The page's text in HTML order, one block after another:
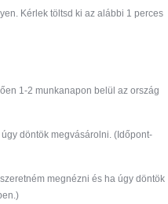
Kérlek töltsd ki az alábbi 1 perces
1-2 munkanapon belül az ország
döntök megvásárolni. (Időpont-
megnézni és ha úgy döntök